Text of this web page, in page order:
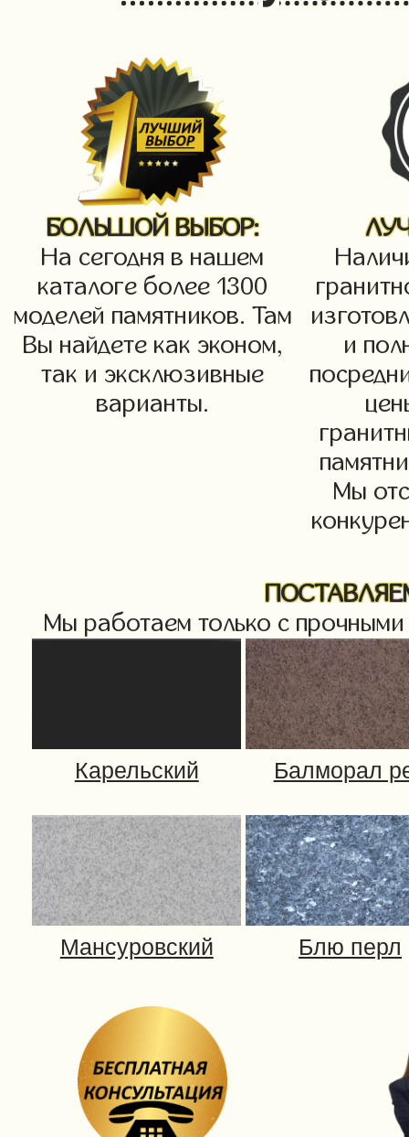
БОЛЬШОЙ ВЫБОР:
На сегодня в нашем
каталоге более 1300
моделей памятников. Там
Вы найдете как эконом,
так и эксклюзивные
варианты.
и
Мы
Мы работаем только с